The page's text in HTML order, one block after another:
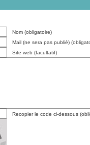
Nom (obligatoire)
Mail (ne sera pas publié)
Site web (facultatif)
Recopier le code ci-dessous